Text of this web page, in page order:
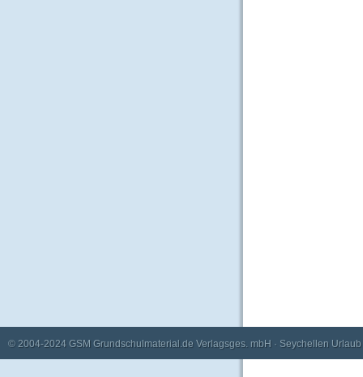
© 2004-2024 GSM Grundschulmaterial.de Verlagsges. mbH · Seychellen Urlaub